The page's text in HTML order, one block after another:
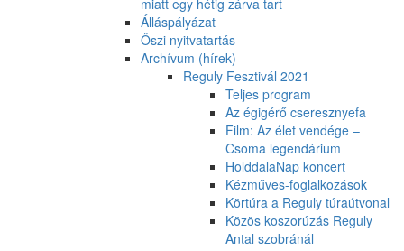
miatt egy hétig zárva tart
Álláspályázat
Őszi nyitvatartás
Archívum (hírek)
Reguly Fesztivál 2021
Teljes program
Az égigérő cseresznyefa
Film: Az élet vendége –
Csoma legendárium
HolddalaNap koncert
Kézműves-foglalkozások
Körtúra a Reguly túraútvonal
Közös koszorúzás Reguly
Antal szobránál